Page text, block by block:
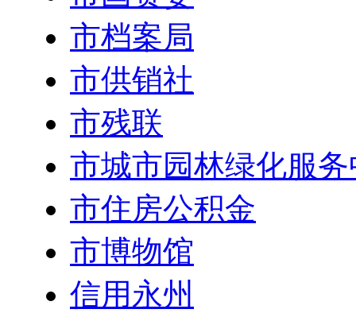
市档案局
市供销社
市残联
市城市园林绿化服
市住房公积金
市博物馆
信用永州